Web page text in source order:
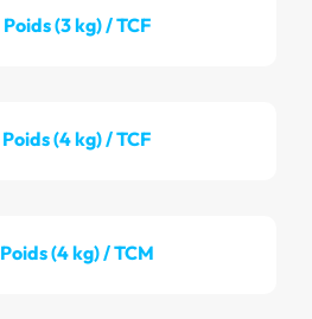
Poids (3 kg) / TCF
Poids (4 kg) / TCF
Poids (4 kg) / TCM